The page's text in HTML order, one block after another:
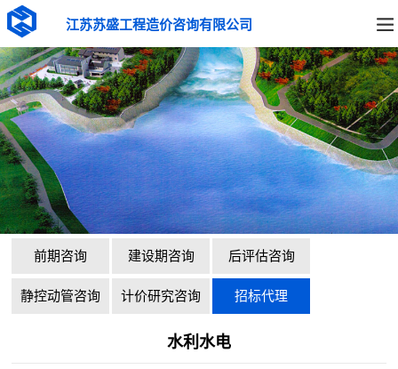
江苏苏盛工程造价咨询有限公司
前期咨询 建设期咨询 后评估咨询
静控动管咨询 计价研究咨询 招标代理
水利水电